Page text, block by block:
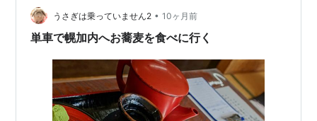
の乾き具合が気になっちゃうので、夏が過ぎたころに年
一回でやったほうがベターな感じ。 まぁ、チェーンの延
うさぎは乗っていません2 • 10ヶ月前
単車で幌加内へお蕎麦を食べに行く